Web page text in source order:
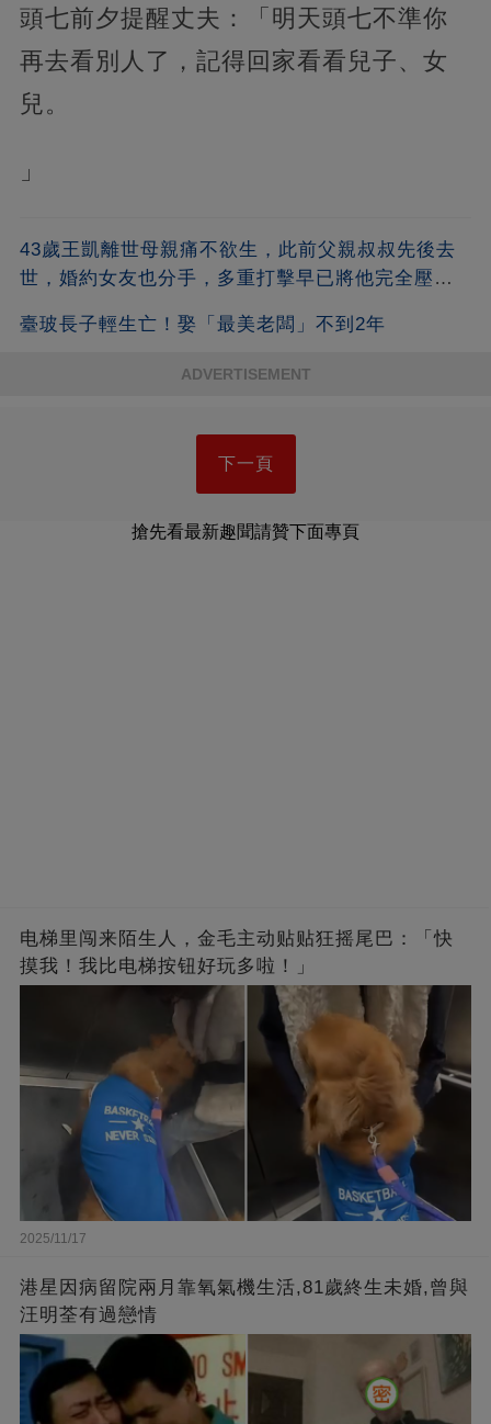
頭七前夕提醒丈夫：「明天頭七不準你
再去看別人了，記得回家看看兒子、女
兒。
」
43歲王凱離世母親痛不欲生，此前父親叔叔先後去
世，婚約女友也分手，多重打擊早已將他完全壓
臺玻長子輕生亡！娶「最美老闆」不到2年
ADVERTISEMENT
下一頁
搶先看最新趣聞請贊下面專頁
电梯里闯来陌生人，金毛主动贴贴狂摇尾巴：「快
摸我！我比电梯按钮好玩多啦！」
2025/11/17
港星因病留院兩月靠氧氣機生活,81歲終生未婚,曾與
汪明荃有過戀情